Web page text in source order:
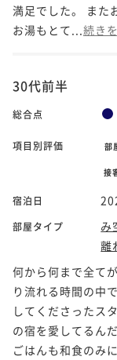
満足でした。 また
お湯もとて... 続き
30代前半
総合点
項目別評価 部
接
宿泊日
部屋タイプ
み
離
何から何まで全て
り流れる時間の中
してくださったス
の宿を愛してるん
ごはんも和食のみ